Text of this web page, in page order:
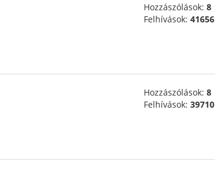
Hozzászólások: 8
Felhívások: 41656
Hozzászólások: 8
Felhívások: 39710